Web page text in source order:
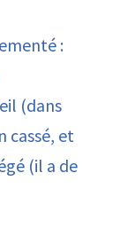
:
(dans
cassé, et
(il a de